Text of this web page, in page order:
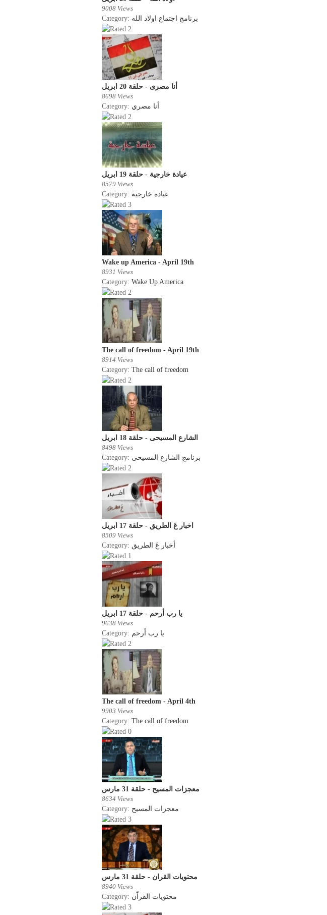
9008 Views
Category: برنامج اجتماع اولاد الله
أنا مصرى - حلقة 20 ابريل
8698 Views
Category: أنا مصري
عيادة خارجية - حلقة 19 ابريل
8579 Views
Category: عيادة خارجية
Wake up America - April 19th
8931 Views
Category: Wake Up America
The call of freedom - April 19th
8914 Views
Category: The call of freedom
الشارع المسيحى - حلقة 18 ابريل
8498 Views
Category: برنامج الشارع المسيحى
اخبار عَ الطريق - حلقة 17 ابريل
8509 Views
Category: أخبار عَ الطريق
يا رب أرحم - حلقة 17 ابريل
9638 Views
Category: يا رب أرحم
The call of freedom - April 4th
9903 Views
Category: The call of freedom
معجزات المسيح - حلقة 31 مارس
8634 Views
Category: معجزات المسيح
محتويات القران - حلقة 31 مارس
8940 Views
Category: محتويات القراّن